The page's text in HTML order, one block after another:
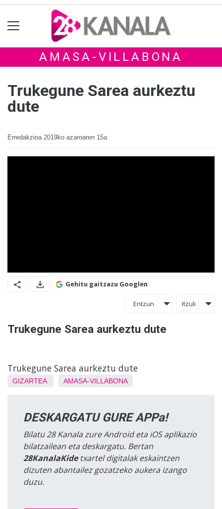
AMASA-VILLABONA
Trukegune Sarea aurkeztu
dute
Erredakzioa 2019ko azaroaren 15a
Gehitu gaitzazu Googlen
Entzun Itzuli
Trukegune Sarea aurkeztu dute
Trukegune Sarea aurkeztu dute
GIZARTEA AMASA-VILLABONA
DESKARGATU GURE APPa!
Bilatu 28 Kanala zure Android eta iOS aplikazio
bilatzailean eta deskargatu. Bertan
28KanalaKidetxartel digitalak eskaintzen
dizuten abantailez gozatzeko aukera izango
duzu.